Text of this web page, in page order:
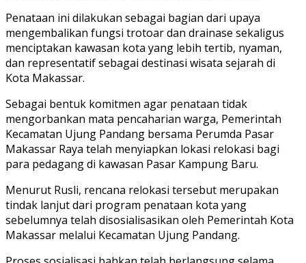
Penataan ini dilakukan sebagai bagian dari upaya
mengembalikan fungsi trotoar dan drainase sekaligus
menciptakan kawasan kota yang lebih tertib, nyaman,
dan representatif sebagai destinasi wisata sejarah di
Kota Makassar.
Sebagai bentuk komitmen agar penataan tidak
mengorbankan mata pencaharian warga, Pemerintah
Kecamatan Ujung Pandang bersama Perumda Pasar
Makassar Raya telah menyiapkan lokasi relokasi bagi
para pedagang di kawasan Pasar Kampung Baru.
Menurut Rusli, rencana relokasi tersebut merupakan
tindak lanjut dari program penataan kota yang
sebelumnya telah disosialisasikan oleh Pemerintah Kota
Makassar melalui Kecamatan Ujung Pandang.